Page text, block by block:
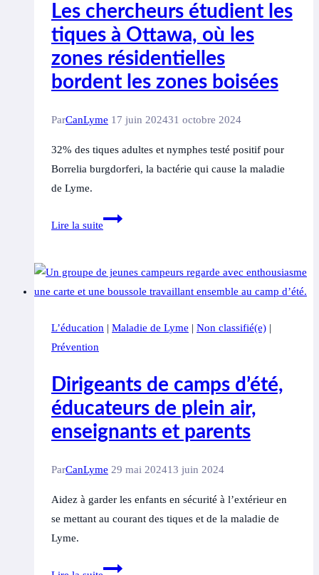
Les chercheurs étudient les
tiques à Ottawa, où les
zones résidentielles
bordent les zones boisées
ParCanLyme 17 juin 202431 octobre 2024
32% des tiques adultes et nymphes testé positif pour
Borrelia burgdorferi, la bactérie qui cause la maladie
de Lyme.
Lire la suite
Les
les
tiques
Ottawa,
zones
résidentielles
bordent
zones
L’éducation | Maladie de Lyme | Non classifié(e) |
Prévention
Dirigeants de camps d’été,
éducateurs de plein air,
enseignants et parents
ParCanLyme 29 mai 202413 juin 2024
Aidez à garder les enfants en sécurité à l’extérieur en
se mettant au courant des tiques et de la maladie de
Lyme.
Dirigeants